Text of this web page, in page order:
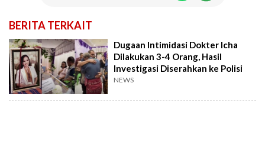
BERITA TERKAIT
Dugaan Intimidasi Dokter Icha
Dilakukan 3-4 Orang, Hasil
Investigasi Diserahkan ke Polisi
NEWS